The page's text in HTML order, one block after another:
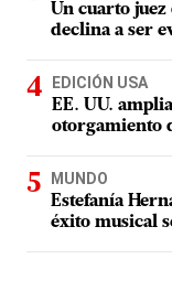
Un cuarto juez
declina a ser
EDICIÓN USA
EE. UU.
otorgamiento
MUNDO
Estefanía
éxito musical